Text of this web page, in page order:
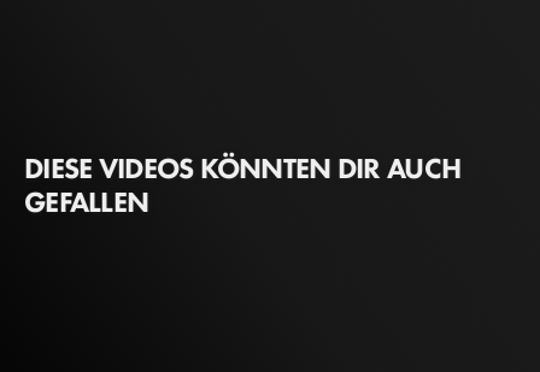
DIESE VIDEOS KÖNNTEN DIR AUCH
GEFALLEN